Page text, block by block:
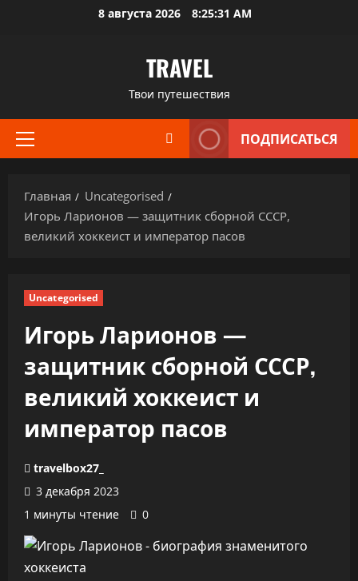
8 августа 2026 8:25:32 AM
TRAVEL
Твои путешествия
Основное
ПОДПИСАТЬСЯ
Главная
Uncategorised
Игорь Ларионов — защитник сборной СССР,
великий хоккеист и император пасов
Uncategorised
Игорь Ларионов —
защитник сборной СССР,
великий хоккеист и
император пасов
travelbox27_
3 декабря 2023
1 минуты чтение
0